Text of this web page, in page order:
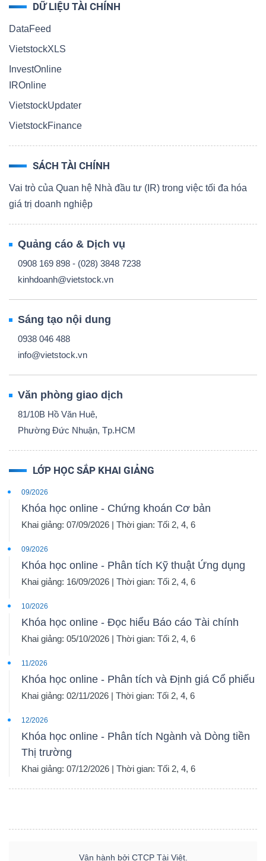
DỮ LIỆU TÀI CHÍNH
DataFeed
VietstockXLS
InvestOnline
IROnline
VietstockUpdater
VietstockFinance
SÁCH TÀI CHÍNH
Vai trò của Quan hệ Nhà đầu tư (IR) trong việc tối đa hóa
giá trị doanh nghiệp
Quảng cáo & Dịch vụ
0908 169 898 - (028) 3848 7238
kinhdoanh@vietstock.vn
Sáng tạo nội dung
0938 046 488
info@vietstock.vn
Văn phòng giao dịch
81/10B Hồ Văn Huê,
Phường Đức Nhuận, Tp.HCM
LỚP HỌC SẮP KHAI GIẢNG
09/2026
Khóa học online - Chứng khoán Cơ bản
Khai giảng: 07/09/2026 | Thời gian: Tối 2, 4, 6
09/2026
Khóa học online - Phân tích Kỹ thuật Ứng dụng
Khai giảng: 16/09/2026 | Thời gian: Tối 2, 4, 6
10/2026
Khóa học online - Đọc hiểu Báo cáo Tài chính
Khai giảng: 05/10/2026 | Thời gian: Tối 2, 4, 6
11/2026
Khóa học online - Phân tích và Định giá Cổ phiếu
Khai giảng: 02/11/2026 | Thời gian: Tối 2, 4, 6
12/2026
Khóa học online - Phân tích Ngành và Dòng tiền
Thị trường
Khai giảng: 07/12/2026 | Thời gian: Tối 2, 4, 6
Vận hành bởi CTCP Tài Việt.